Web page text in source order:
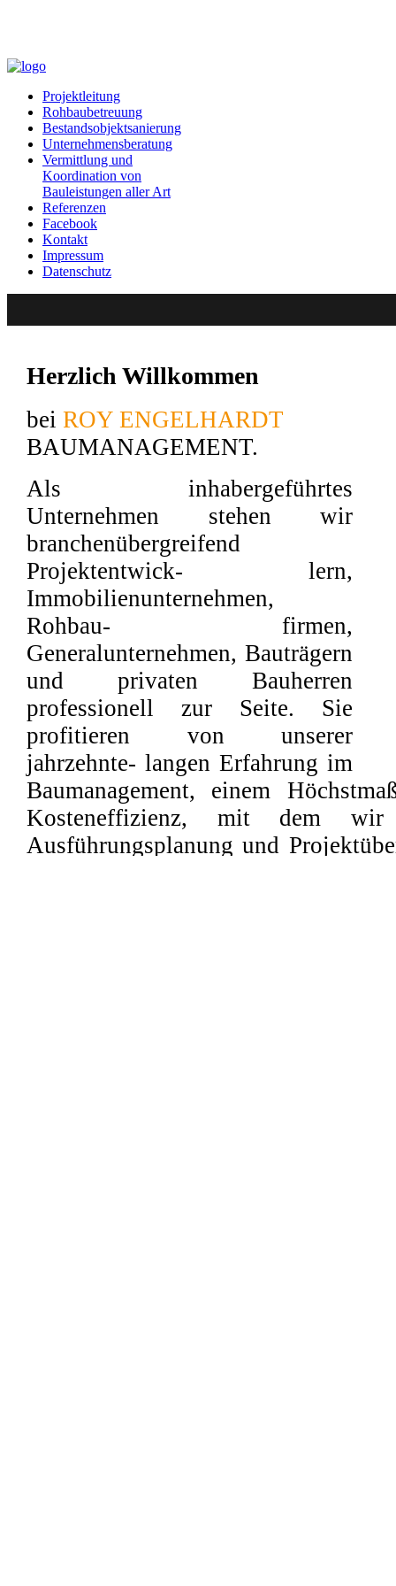
Projektleitung
Rohbaubetreuung
Bestandsobjektsanierung
Unternehmensberatung
Vermittlung und
Koordination von
Bauleistungen aller Art
Referenzen
Facebook
Kontakt
Impressum
Datenschutz
Herzlich Willkommen
bei ROY ENGELHARDT
BAUMANAGEMENT.
Als inhabergeführtes
Unternehmen stehen wir
branchenübergreifend
Projektentwick- lern,
Immobilienunternehmen,
Rohbau- firmen,
Generalunternehmen, Bauträgern
und privaten Bauherren
professionell zur Seite. Sie
profitieren von unserer
jahrzehnte- langen Erfahrung im
Baumanagement, einem
Kosteneffizienz, mit dem
Ausführungsplanung und